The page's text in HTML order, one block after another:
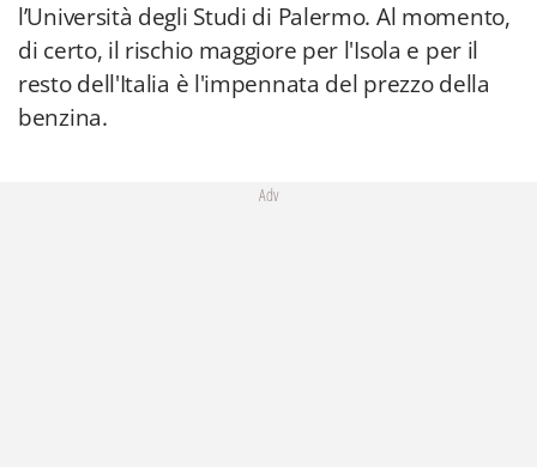
l’Università degli Studi di Palermo. Al momento,
di certo, il rischio maggiore per l'Isola e per il
resto dell'Italia è l'impennata del prezzo della
benzina.
Adv